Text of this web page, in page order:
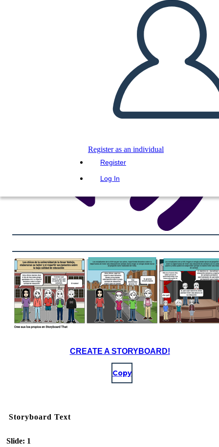
Register as an individual
Register
Log In
PLAY SLIDESHOW
READ TO ME
CREATE A STORYBOARD!
Copy
Storyboard Text
Slide: 1